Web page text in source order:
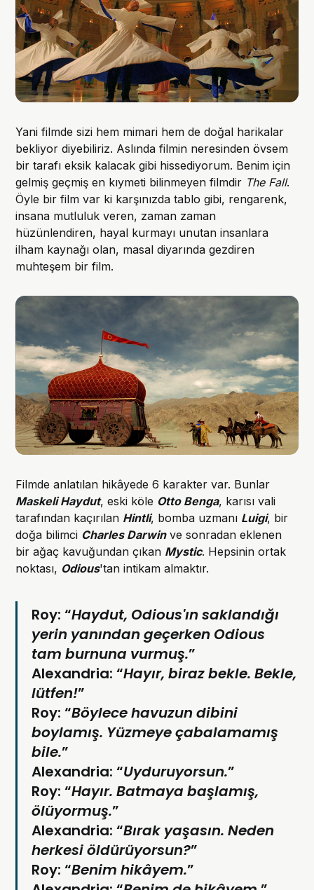
Yani filmde sizi hem mimari hem de doğal harikalar
bekliyor diyebiliriz. Aslında filmin neresinden övsem
bir tarafı eksik kalacak gibi hissediyorum. Benim için
gelmiş geçmiş en kıymeti bilinmeyen filmdir The Fall.
Öyle bir film var ki karşınızda tablo gibi, rengarenk,
insana mutluluk veren, zaman zaman
hüzünlendiren, hayal kurmayı unutan insanlara
ilham kaynağı olan, masal diyarında gezdiren
muhteşem bir film.
Filmde anlatılan hikâyede 6 karakter var. Bunlar
Maskeli Haydut, eski köle Otto Benga, karısı vali
tarafından kaçırılan Hintli, bomba uzmanı Luigi, bir
doğa bilimci Charles Darwinve sonradan eklenen
bir ağaç kavuğundan çıkan Mystic. Hepsinin ortak
noktası, Odious'tan intikam almaktır.
Roy:“Haydut, Odious'ın saklandığı
yerin yanından geçerken Odious
tam burnuna vurmuş.”
Alexandria: “Hayır, biraz bekle. Bekle,
lütfen!”
Roy: “Böylece havuzun dibini
boylamış. Yüzmeye çabalamamış
bile.”
Alexandria: “Uyduruyorsun.”
Roy:“Hayır. Batmaya başlamış,
ölüyormuş.”
Alexandria: “Bırak yaşasın. Neden
herkesi öldürüyorsun?”
Roy: “Benim hikâyem.”